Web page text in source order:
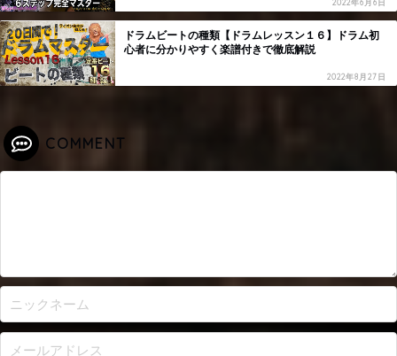
2022年6月6日
ドラムビートの種類【ドラムレッスン１６】ドラム初
心者に分かりやすく楽譜付きで徹底解説
2022年8月27日
COMMENT